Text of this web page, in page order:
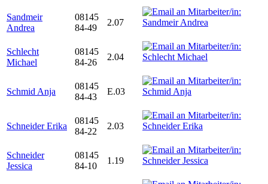
Sandmeir
Andrea
08145
84-49
2.07
Schlecht
Michael
08145
84-26
2.04
Schmid Anja
08145
84-43
E.03
Schneider Erika
08145
84-22
2.03
Schneider
Jessica
08145
84-10
1.19